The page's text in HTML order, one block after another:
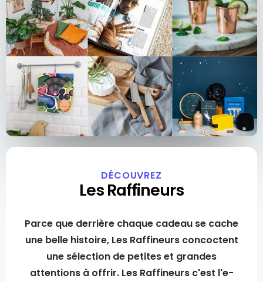
DÉCOUVREZ
Les Raffineurs
Parce que derrière chaque cadeau se cache
une belle histoire, Les Raffineurs concoctent
une sélection de petites et grandes
attentions à offrir. Les Raffineurs c'est l'e-